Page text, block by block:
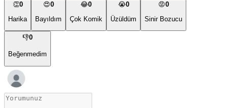
👏0
Harika
😍0
Bayıldım
😂0
Çok Komik
😭0
Üzüldüm
😡0
Sinir Bozucu
👎0
Beğenmedim